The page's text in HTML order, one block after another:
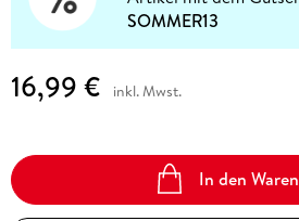
SOMMER13
16,99 € inkl. Mwst.
In den